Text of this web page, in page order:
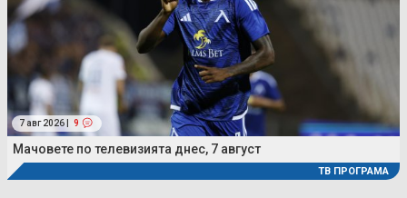
7 авг 2026 | 9
Мачовете по телевизията днес, 7 август
ТВ ПРОГРАМА